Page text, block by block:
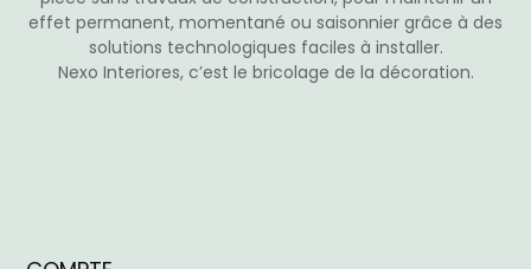
effet permanent, momentané ou saisonnier grâce à des
solutions technologiques faciles à installer.
Nexo Interiores, c’est le bricolage de la décoration.